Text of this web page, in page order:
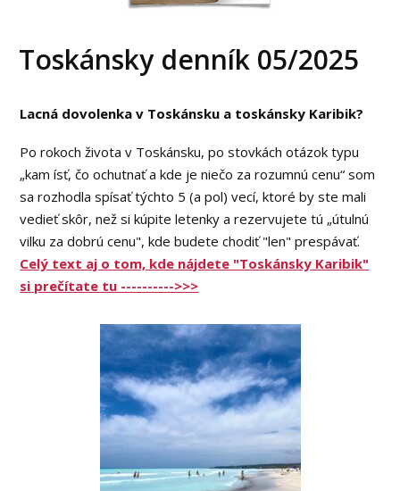
Toskánsky denník 05/2025
Lacná dovolenka v Toskánsku a toskánsky Karibik?
Po rokoch života v Toskánsku, po stovkách otázok typu
„kam ísť, čo ochutnať a kde je niečo za rozumnú cenu“ som
sa rozhodla spísať týchto 5 (a pol) vecí, ktoré by ste mali
vedieť skôr, než si kúpite letenky a rezervujete tú „útulnú
vilku za dobrú cenu", kde budete chodiť "len" prespávať.
Celý text aj o tom, kde nájdete "Toskánsky Karibik"
si prečítate tu ---------->>>